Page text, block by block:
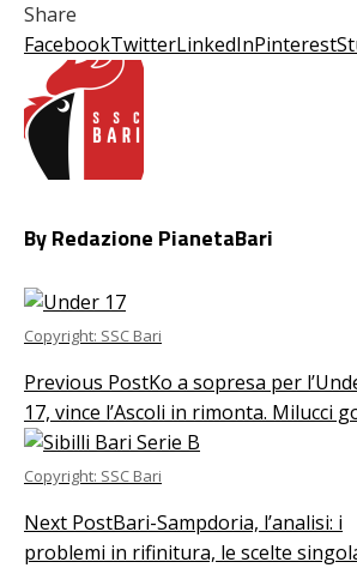
Share
FacebookTwitterLinkedInPinterest
By Redazione PianetaBari
Copyright: SSC Bari
Previous PostKo a sopresa per
17, vince l’Ascoli in rimonta. Milucci
Copyright: SSC Bari
Next PostBari-Sampdoria, l’analisi: i
problemi in rifinitura, le scelte